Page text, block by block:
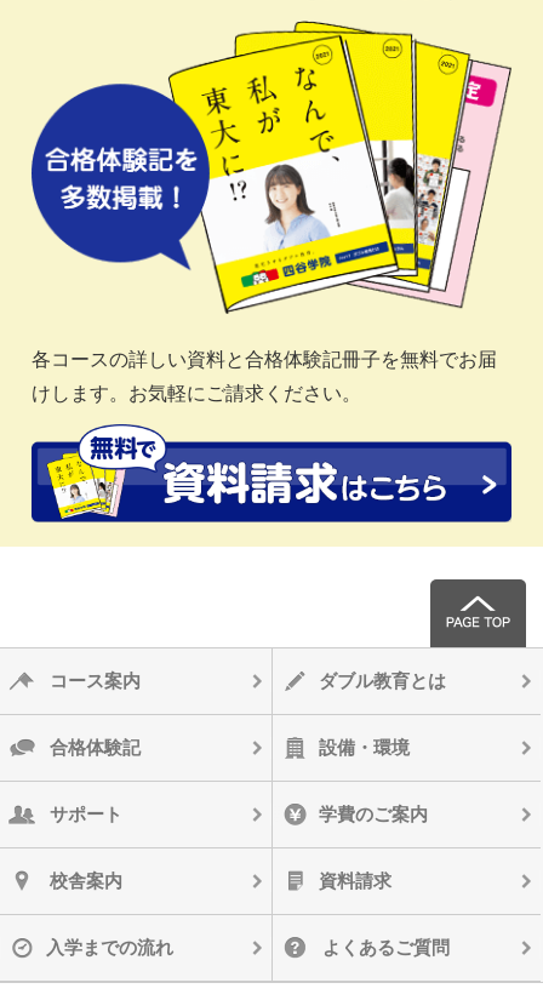
各コースの詳しい資料と合格体験記冊子を無料でお届
けします。お気軽にご請求ください。
コース案内 ダブル教育とは
合格体験記 設備・環境
サポート 学費のご案内
校舎案内 資料請求
入学までの流れ よくあるご質問